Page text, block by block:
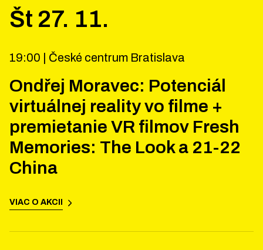
Št 27. 11.
19:00 | České centrum Bratislava
Ondřej Moravec: Potenciál
virtuálnej reality vo filme +
premietanie VR filmov Fresh
Memories: The Look a 21-22
China
VIAC O AKCII